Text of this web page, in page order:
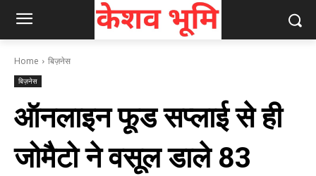
Home बिज़नेस
बिज़नेस
ऑनलाइन फूड सप्‍लाई से ही
जोमैटो ने वसूल डाले 83